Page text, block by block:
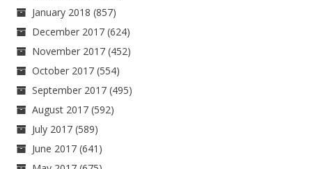
January 2018 (857)
December 2017 (624)
November 2017 (452)
October 2017 (554)
September 2017 (495)
August 2017 (592)
July 2017 (589)
June 2017 (641)